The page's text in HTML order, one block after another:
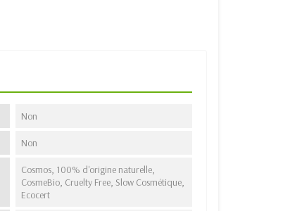
Non
Non
Cosmos, 100% d'origine naturelle,
CosmeBio, Cruelty Free, Slow Cosmétique,
Ecocert